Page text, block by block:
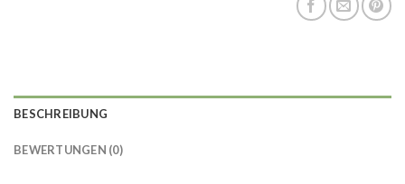
BESCHREIBUNG
BEWERTUNGEN (0)